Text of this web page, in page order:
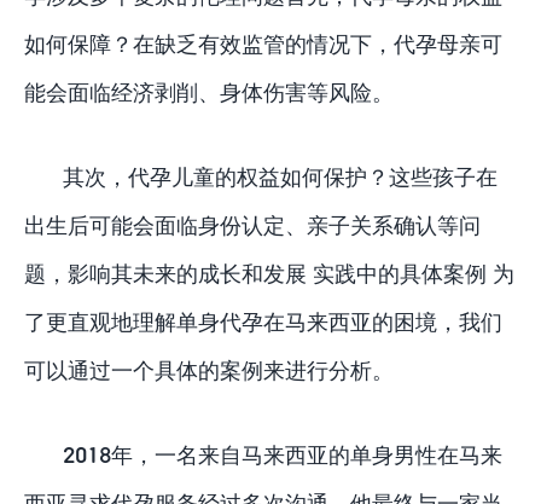
如何保障？在缺乏有效监管的情况下，代孕母亲可
能会面临经济剥削、身体伤害等风险。
其次，代孕儿童的权益如何保护？这些孩子在
出生后可能会面临身份认定、亲子关系确认等问
题，影响其未来的成长和发展 实践中的具体案例 为
了更直观地理解单身代孕在马来西亚的困境，我们
可以通过一个具体的案例来进行分析。
2018年，一名来自马来西亚的单身男性在马来